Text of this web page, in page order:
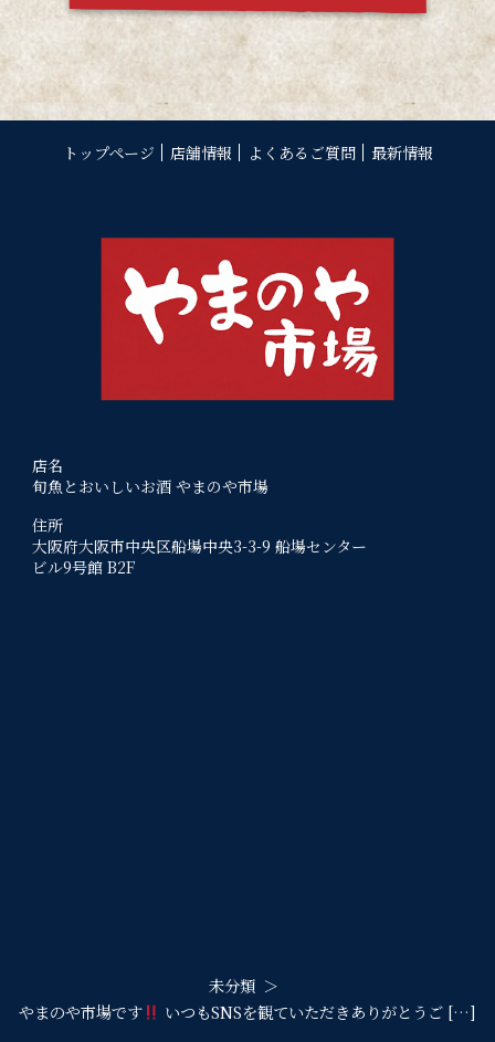
トップページ 店舗情報 よくあるご質問 最新情報
店名
旬魚とおいしいお酒 やまのや市場
住所
大阪府大阪市中央区船場中央3-3-9 船場センター
ビル9号館 B2F
未分類
やまのや市場です
いつもSNSを観ていただきありがとうご […]